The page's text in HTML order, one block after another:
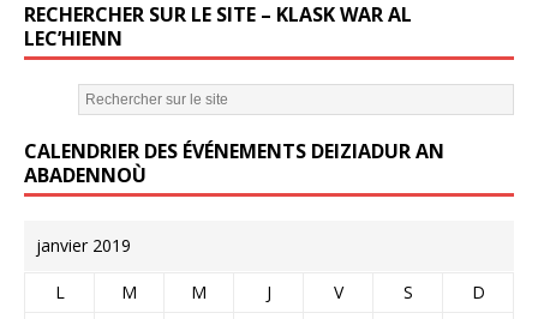
RECHERCHER SUR LE SITE – KLASK WAR AL
LEC’HIENN
CALENDRIER DES ÉVÉNEMENTS DEIZIADUR AN
ABADENNOÙ
janvier 2019
L M M J V S
D